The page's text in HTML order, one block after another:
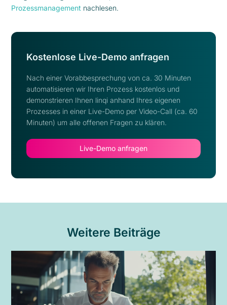
Prozessmanagement nachlesen.
Kostenlose Live-Demo anfragen
Nach einer Vorabbesprechung von ca. 30 Minuten
automatisieren wir Ihren Prozess kostenlos und
demonstrieren Ihnen linqi anhand Ihres eigenen
Prozesses in einer Live-Demo per Video-Call (ca. 60
Minuten) um alle offenen Fragen zu klären.
Live-Demo anfragen
Weitere Beiträge